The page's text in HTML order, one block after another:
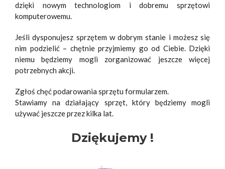
dzięki nowym technologiom i dobremu sprzętowi
komputerowemu.
Jeśli dysponujesz sprzętem w dobrym stanie i możesz się
nim podzielić – chętnie przyjmiemy go od Ciebie. Dzięki
niemu będziemy mogli zorganizować jeszcze więcej
potrzebnych akcji.
Zgłoś chęć podarowania sprzętu formularzem.
Stawiamy na działający sprzęt, który będziemy mogli
używać jeszcze przez kilka lat.
Dziękujemy !